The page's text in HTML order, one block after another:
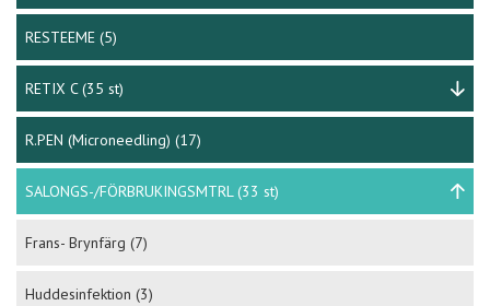
RESTEEME(5)
RETIX C (35 st)
R.PEN (Microneedling)(17)
SALONGS-/FÖRBRUKINGSMTRL (33 st)
Frans- Brynfärg(7)
Huddesinfektion(3)